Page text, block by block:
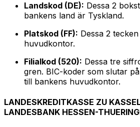
Landskod (DE): Dessa 2
bankens land är Tyskland.
Platskod (FF): Dessa 2
huvudkontor.
Filialkod (520): Dessa tre
gren. BIC-koder som slutar
till bankens huvudkontor.
LANDESKREDITKASSE ZU
LANDESBANK HESSEN-